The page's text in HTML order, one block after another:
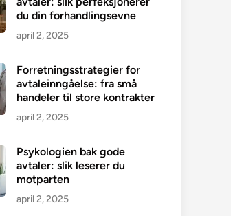
du din forhandlingsevne
april 2, 2025
Forretningsstrategier for
avtaleinngåelse: fra små
handeler til store kontrakter
april 2, 2025
Psykologien bak gode
avtaler: slik leserer du
motparten
april 2, 2025